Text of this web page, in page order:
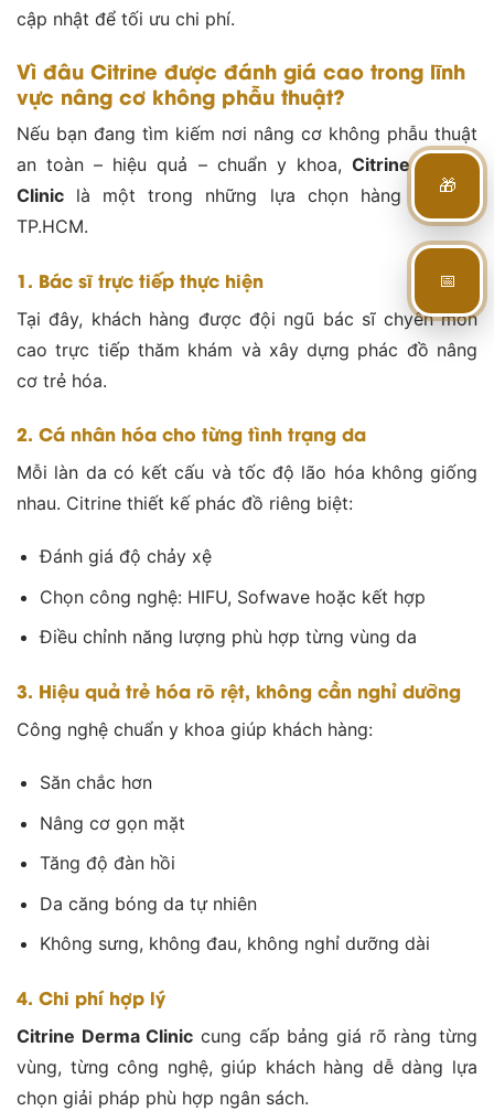
cập nhật để tối ưu chi phí.
Vì đâu Citrine được đánh giá cao trong lĩnh
vực nâng cơ không phẫu thuật?
Nếu bạn đang tìm kiếm nơi nâng cơ không phẫu thuật
an toàn – hiệu quả – chuẩn y khoa, Citrine Derma
Clinic là một trong những lựa chọn hàng đầu tại
TP.HCM.
1. Bác sĩ trực tiếp thực hiện
Tại đây, khách hàng được đội ngũ bác sĩ chyên môn
cao trực tiếp thăm khám và xây dựng phác đồ nâng
cơ trẻ hóa.
2. Cá nhân hóa cho từng tình trạng da
Mỗi làn da có kết cấu và tốc độ lão hóa không giống
nhau. Citrine thiết kế phác đồ riêng biệt:
Đánh giá độ chảy xệ
Chọn công nghệ: HIFU, Sofwave hoặc kết hợp
Điều chỉnh năng lượng phù hợp từng vùng da
3. Hiệu quả trẻ hóa rõ rệt, không cần nghỉ dưỡng
Công nghệ chuẩn y khoa giúp khách hàng:
Săn chắc hơn
Nâng cơ gọn mặt
Tăng độ đàn hồi
Da căng bóng da tự nhiên
Không sưng, không đau, không nghỉ dưỡng dài
4. Chi phí hợp lý
Citrine Derma Clinic cung cấp bảng giá rõ ràng từng
vùng, từng công nghệ, giúp khách hàng dễ dàng lựa
chọn giải pháp phù hợp ngân sách.
🎁
📅